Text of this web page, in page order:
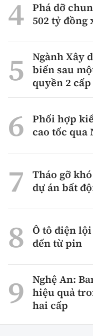
Email:
Cấm sao chép dưới
soạn
Phá dỡ
502 tỷ đồng
Ngành Xây
biến sau
quyền 2 cấp
Phối hợp
cao tốc qua
Tháo gỡ
dự án bất
Ô tô điện
đến từ pin
Nghệ An:
hiệu quả
hai cấp